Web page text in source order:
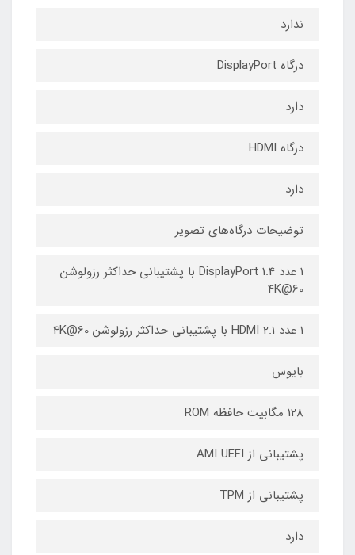
ندارد
درگاه DisplayPort
دارد
درگاه HDMI
دارد
توضیحات درگاه‌های تصویر
1 عدد DisplayPort 1.4 با پشتیبانی حداکثر رزولوشن
4K@60
1 عدد HDMI 2.1 با پشتیبانی حداکثر رزولوشن 4K@60
بایوس
128 مگابیت حافظه ROM
پشتیبانی از AMI UEFI
پشتیبانی از TPM
دارد